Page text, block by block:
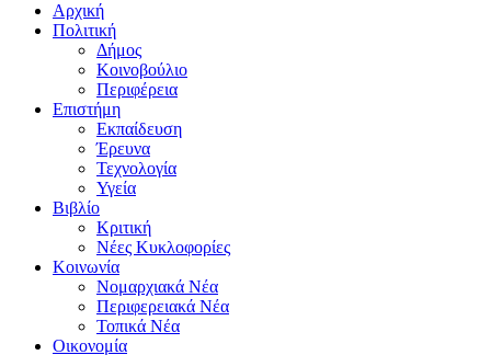
Αρχική
Πολιτική
Δήμος
Κοινοβούλιο
Περιφέρεια
Επιστήμη
Εκπαίδευση
Έρευνα
Τεχνολογία
Υγεία
Βιβλίο
Κριτική
Νέες Κυκλοφορίες
Κοινωνία
Νομαρχιακά Νέα
Περιφερειακά Νέα
Τοπικά Νέα
Οικονομία